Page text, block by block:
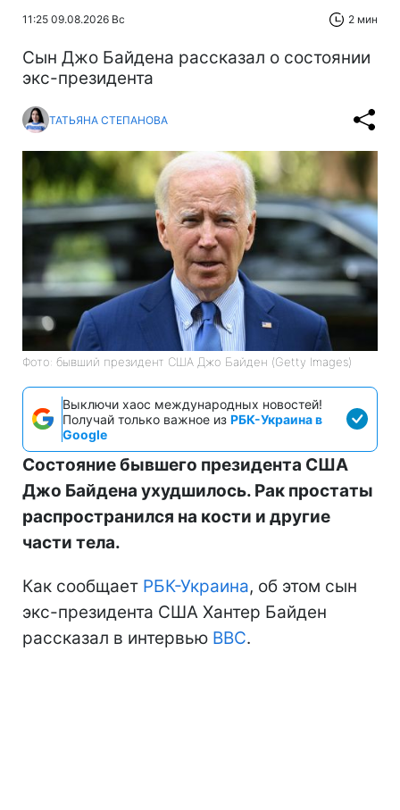
11:25 09.08.2026 Вс 2 мин
Сын Джо Байдена рассказал о состоянии
экс-президента
ТАТЬЯНА СТЕПАНОВА
Фото: бывший президент США Джо Байден (Getty Images)
Выключи хаос международных новостей!
Получай только важное из РБК-Украина в
Google
Состояние бывшего президента США
Джо Байдена ухудшилось. Рак простаты
распространился на кости и другие
части тела.
Как сообщает РБК-Украина, об этом сын
экс-президента США Хантер Байден
рассказал в интервью BBC.